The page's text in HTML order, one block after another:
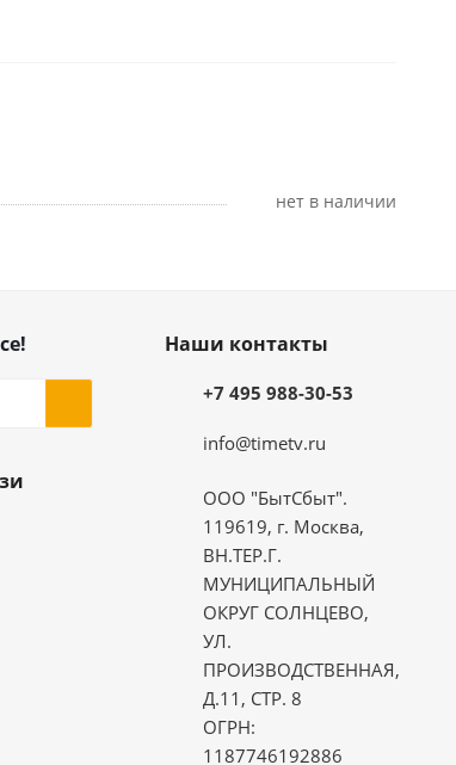
Нет в наличии
Наши контакты
+7 495 988-30-53
info@timetv.ru
ООО "БытСбыт".
119619, г. Москва,
ВН.ТЕР.Г.
МУНИЦИПАЛЬНЫЙ
ОКРУГ СОЛНЦЕВО,
УЛ.
ПРОИЗВОДСТВЕННАЯ,
Д.11, СТР. 8
ОГРН:
1187746192886